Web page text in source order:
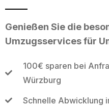
Genießen Sie die
Umzugsservices für
100€ sparen bei
Würzburg
Schnelle Abwicklung